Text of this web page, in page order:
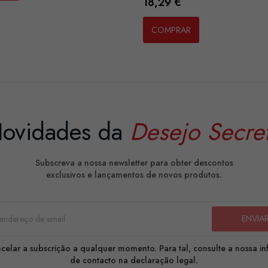
COMPRAR
da Desejo
Subscreva a nossa newsletter para obter descontos
exclusivos e lançamentos de novos produtos.
a subscrição a qualquer momento. Para tal, consulte a nossa
de contacto na declaração legal.